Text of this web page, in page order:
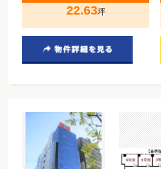
22.63坪